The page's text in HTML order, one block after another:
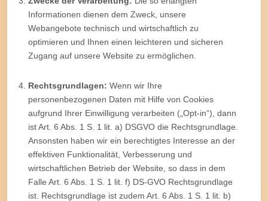
Informationen dienen dem Zweck, unsere
Webangebote technisch und wirtschaftlich zu
optimieren und Ihnen einen leichteren und sicheren
Zugang auf unsere Website zu ermöglichen.
Rechtsgrundlagen: Wenn wir Ihre
personenbezogenen Daten mit Hilfe von Cookies
aufgrund Ihrer Einwilligung verarbeiten („Opt-in“), dann
ist Art. 6 Abs. 1 S. 1 lit. a) DSGVO die Rechtsgrundlage.
Ansonsten haben wir ein berechtigtes Interesse an der
effektiven Funktionalität, Verbesserung und
wirtschaftlichen Betrieb der Website, so dass in dem
Falle Art. 6 Abs. 1 S. 1 lit. f) DS-GVO Rechtsgrundlage
ist. Rechtsgrundlage ist zudem Art. 6 Abs. 1 S. 1 lit. b)